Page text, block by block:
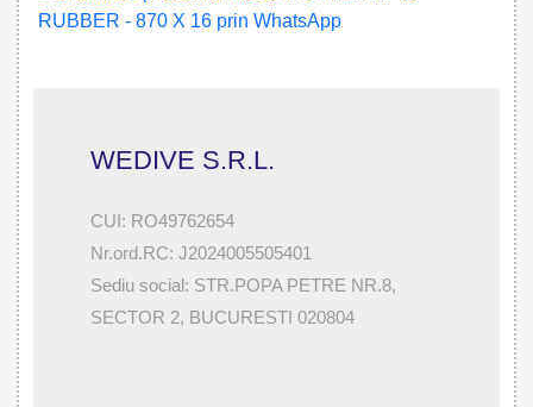
WEDIVE S.R.L.
CUI: RO49762654
Nr.ord.RC: J2024005505401
Sediu social: STR.POPA PETRE NR.8,
SECTOR 2, BUCURESTI 020804